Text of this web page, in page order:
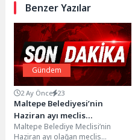
Benzer Yazılar
Gündem
2 Ay Önce 23
Maltepe Belediyesi’nin
Haziran ayı meclis
toplantıları başladı
Maltepe Belediye Meclisi’nin
Haziran ayı olağan meclis